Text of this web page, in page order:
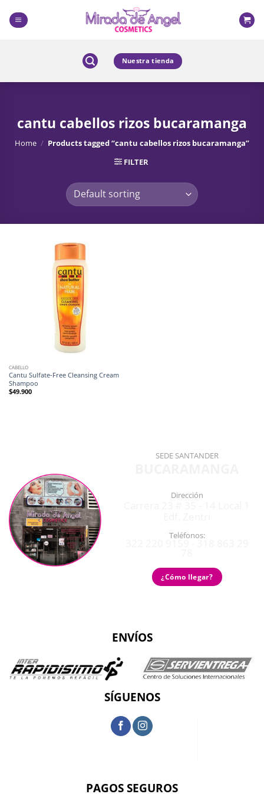
content
Nuestra tienda
cantu cabellos rizos bucaramanga
Home / Products tagged “cantu cabellos rizos bucaramanga”
FILTER
CABELLO
Cantu Sulfate-Free Cleansing Cream
Shampoo
$49.900
SEDE SANTANDER
Dirección
Teléfonos:
¿Cómo llegar?
ENVÍOS
SÍGUENOS
PAGOS SEGUROS